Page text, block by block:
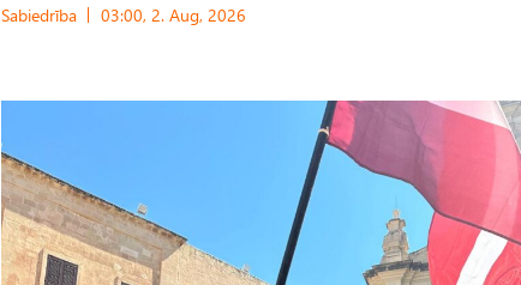
Sabiedrība 03:00, 2. Aug, 2026